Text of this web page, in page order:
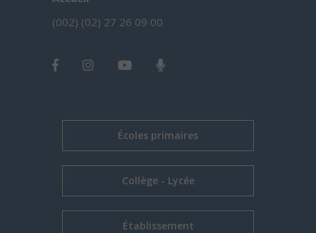
(002) (02) 27 26 09 00
Écoles primaires
Collège - Lycée
Établissement